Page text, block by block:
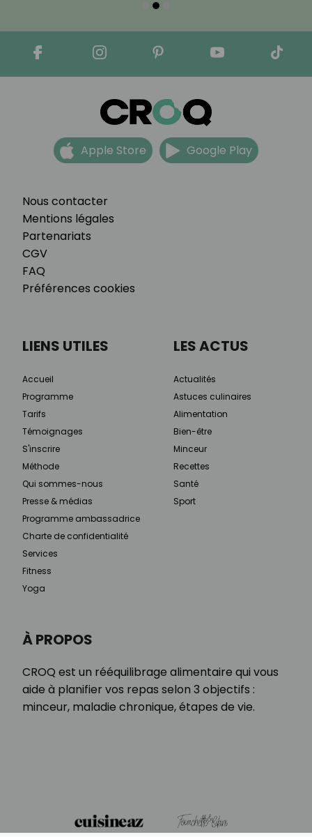
Nous contacter
Mentions légales
Partenariats
CGV
FAQ
Préférences cookies
Apple Store Google Play
À PROPOS
CROQ est un rééquilibrage alimentaire qui vous
aide à planifier vos repas selon 3 objectifs :
minceur, maladie chronique, étapes de vie.
LIENS UTILES
Accueil
Programme
Tarifs
Témoignages
S'inscrire
Méthode
Qui sommes-nous
Presse & médias
Programme ambassadrice
Charte de confidentialité
Services
Fitness
Yoga
LES ACTUS
Actualités
Astuces culinaires
Alimentation
Bien-être
Minceur
Recettes
Santé
Sport